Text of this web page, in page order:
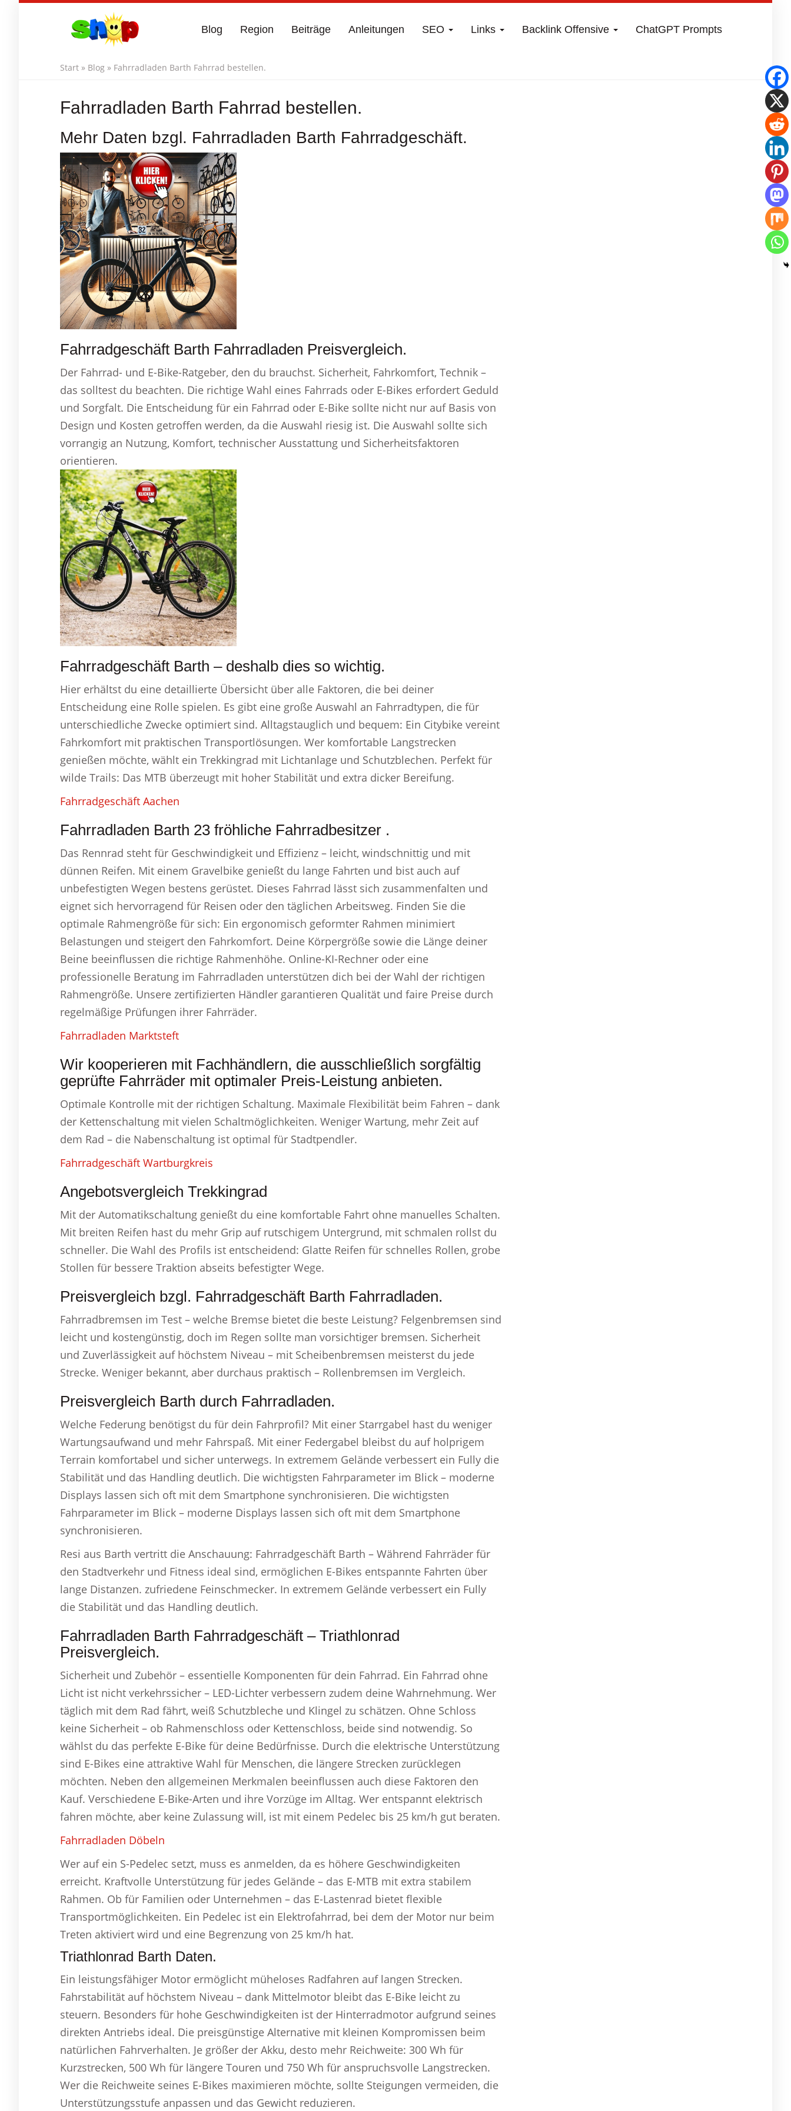
Blog Region Beiträge Anleitungen SEO Links Backlink Offensive ChatGPT Prompts
Start » Blog » Fahrradladen Barth Fahrrad bestellen.
Fahrradladen Barth Fahrrad bestellen.
Mehr Daten bzgl. Fahrradladen Barth Fahrradgeschäft.
Fahrradgeschäft Barth Fahrradladen Preisvergleich.
Der Fahrrad- und E-Bike-Ratgeber, den du brauchst. Sicherheit, Fahrkomfort, Technik –
das solltest du beachten. Die richtige Wahl eines Fahrrads oder E-Bikes erfordert Geduld
und Sorgfalt. Die Entscheidung für ein Fahrrad oder E-Bike sollte nicht nur auf Basis von
Design und Kosten getroffen werden, da die Auswahl riesig ist. Die Auswahl sollte sich
vorrangig an Nutzung, Komfort, technischer Ausstattung und Sicherheitsfaktoren
orientieren.
Fahrradgeschäft Barth – deshalb dies so wichtig.
Hier erhältst du eine detaillierte Übersicht über alle Faktoren, die bei deiner
Entscheidung eine Rolle spielen. Es gibt eine große Auswahl an Fahrradtypen, die für
unterschiedliche Zwecke optimiert sind. Alltagstauglich und bequem: Ein Citybike vereint
Fahrkomfort mit praktischen Transportlösungen. Wer komfortable Langstrecken
genießen möchte, wählt ein Trekkingrad mit Lichtanlage und Schutzblechen. Perfekt für
wilde Trails: Das MTB überzeugt mit hoher Stabilität und extra dicker Bereifung.
Fahrradgeschäft Aachen
Fahrradladen Barth 23 fröhliche Fahrradbesitzer .
Das Rennrad steht für Geschwindigkeit und Effizienz – leicht, windschnittig und mit
dünnen Reifen. Mit einem Gravelbike genießt du lange Fahrten und bist auch auf
unbefestigten Wegen bestens gerüstet. Dieses Fahrrad lässt sich zusammenfalten und
eignet sich hervorragend für Reisen oder den täglichen Arbeitsweg. Finden Sie die
optimale Rahmengröße für sich: Ein ergonomisch geformter Rahmen minimiert
Belastungen und steigert den Fahrkomfort. Deine Körpergröße sowie die Länge deiner
Beine beeinflussen die richtige Rahmenhöhe. Online-KI-Rechner oder eine
professionelle Beratung im Fahrradladen unterstützen dich bei der Wahl der richtigen
Rahmengröße. Unsere zertifizierten Händler garantieren Qualität und faire Preise durch
regelmäßige Prüfungen ihrer Fahrräder.
Fahrradladen Marktsteft
Wir kooperieren mit Fachhändlern, die ausschließlich sorgfältig
geprüfte Fahrräder mit optimaler Preis-Leistung anbieten.
Optimale Kontrolle mit der richtigen Schaltung. Maximale Flexibilität beim Fahren – dank
der Kettenschaltung mit vielen Schaltmöglichkeiten. Weniger Wartung, mehr Zeit auf
dem Rad – die Nabenschaltung ist optimal für Stadtpendler.
Fahrradgeschäft Wartburgkreis
Angebotsvergleich Trekkingrad
Mit der Automatikschaltung genießt du eine komfortable Fahrt ohne manuelles Schalten.
Mit breiten Reifen hast du mehr Grip auf rutschigem Untergrund, mit schmalen rollst du
schneller. Die Wahl des Profils ist entscheidend: Glatte Reifen für schnelles Rollen, grobe
Stollen für bessere Traktion abseits befestigter Wege.
Preisvergleich bzgl. Fahrradgeschäft Barth Fahrradladen.
Fahrradbremsen im Test – welche Bremse bietet die beste Leistung? Felgenbremsen sind
leicht und kostengünstig, doch im Regen sollte man vorsichtiger bremsen. Sicherheit
und Zuverlässigkeit auf höchstem Niveau – mit Scheibenbremsen meisterst du jede
Strecke. Weniger bekannt, aber durchaus praktisch – Rollenbremsen im Vergleich.
Preisvergleich Barth durch Fahrradladen.
Welche Federung benötigst du für dein Fahrprofil? Mit einer Starrgabel hast du weniger
Wartungsaufwand und mehr Fahrspaß. Mit einer Federgabel bleibst du auf holprigem
Terrain komfortabel und sicher unterwegs. In extremem Gelände verbessert ein Fully die
Stabilität und das Handling deutlich. Die wichtigsten Fahrparameter im Blick – moderne
Displays lassen sich oft mit dem Smartphone synchronisieren. Die wichtigsten
Fahrparameter im Blick – moderne Displays lassen sich oft mit dem Smartphone
synchronisieren.
Resi aus Barth vertritt die Anschauung: Fahrradgeschäft Barth – Während Fahrräder für
den Stadtverkehr und Fitness ideal sind, ermöglichen E-Bikes entspannte Fahrten über
lange Distanzen. zufriedene Feinschmecker. In extremem Gelände verbessert ein Fully
die Stabilität und das Handling deutlich.
Fahrradladen Barth Fahrradgeschäft – Triathlonrad
Preisvergleich.
Sicherheit und Zubehör – essentielle Komponenten für dein Fahrrad. Ein Fahrrad ohne
Licht ist nicht verkehrssicher – LED-Lichter verbessern zudem deine Wahrnehmung. Wer
täglich mit dem Rad fährt, weiß Schutzbleche und Klingel zu schätzen. Ohne Schloss
keine Sicherheit – ob Rahmenschloss oder Kettenschloss, beide sind notwendig. So
wählst du das perfekte E-Bike für deine Bedürfnisse. Durch die elektrische Unterstützung
sind E-Bikes eine attraktive Wahl für Menschen, die längere Strecken zurücklegen
möchten. Neben den allgemeinen Merkmalen beeinflussen auch diese Faktoren den
Kauf. Verschiedene E-Bike-Arten und ihre Vorzüge im Alltag. Wer entspannt elektrisch
fahren möchte, aber keine Zulassung will, ist mit einem Pedelec bis 25 km/h gut beraten.
Fahrradladen Döbeln
Wer auf ein S-Pedelec setzt, muss es anmelden, da es höhere Geschwindigkeiten
erreicht. Kraftvolle Unterstützung für jedes Gelände – das E-MTB mit extra stabilem
Rahmen. Ob für Familien oder Unternehmen – das E-Lastenrad bietet flexible
Transportmöglichkeiten. Ein Pedelec ist ein Elektrofahrrad, bei dem der Motor nur beim
Treten aktiviert wird und eine Begrenzung von 25 km/h hat.
Triathlonrad Barth Daten.
Ein leistungsfähiger Motor ermöglicht müheloses Radfahren auf langen Strecken.
Fahrstabilität auf höchstem Niveau – dank Mittelmotor bleibt das E-Bike leicht zu
steuern. Besonders für hohe Geschwindigkeiten ist der Hinterradmotor aufgrund seines
direkten Antriebs ideal. Die preisgünstige Alternative mit kleinen Kompromissen beim
natürlichen Fahrverhalten. Je größer der Akku, desto mehr Reichweite: 300 Wh für
Kurzstrecken, 500 Wh für längere Touren und 750 Wh für anspruchsvolle Langstrecken.
Wer die Reichweite seines E-Bikes maximieren möchte, sollte Steigungen vermeiden, die
Unterstützungsstufe anpassen und das Gewicht reduzieren.